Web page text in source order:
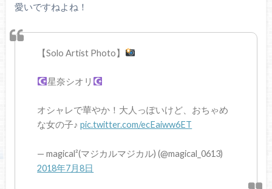
愛いですねよね！
【Solo Artist Photo】
星奈シオリ
オシャレで華やか！大人っぽいけど、おちゃめ
な女の子♪pic.twitter.com/ecEaiww6ET
— magical²(マジカルマジカル) (@magical_0613)
2018年7月8日